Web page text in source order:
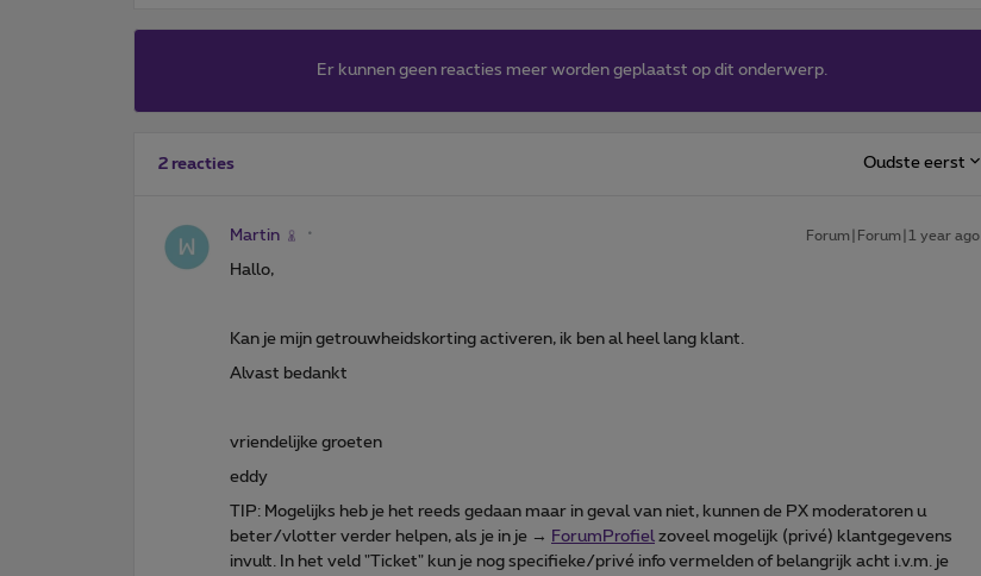
Er kunnen geen reacties meer worden geplaatst op dit onderwerp.
2 reacties Oudste eerst
Martin Forum|Forum|1 year ago
Hallo,
Kan je mijn getrouwheidskorting activeren, ik ben al heel lang klant.
Alvast bedankt
vriendelijke groeten
eddy
TIP: Mogelijks heb je het reeds gedaan maar in geval van niet, kunnen de PX moderatoren u
beter/vlotter verder helpen, als je in je → ForumProfiel zoveel mogelijk (privé) klantgegevens
invult. In het veld "Ticket" kun je nog specifieke/privé info vermelden of belangrijk acht i.v.m. je